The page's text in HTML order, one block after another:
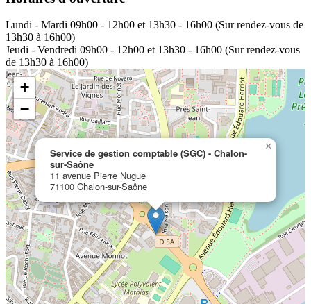
Lundi - Mardi 09h00 - 12h00 et 13h30 - 16h00 (Sur rendez-vous de
13h30 à 16h00)
Jeudi - Vendredi 09h00 - 12h00 et 13h30 - 16h00 (Sur rendez-vous
de 13h30 à 16h00)
Service de gestion comptable (SGC) - Chalon-
sur-Saône
11 avenue Pierre Nugue
71100 Chalon-sur-Saône
×
+
−